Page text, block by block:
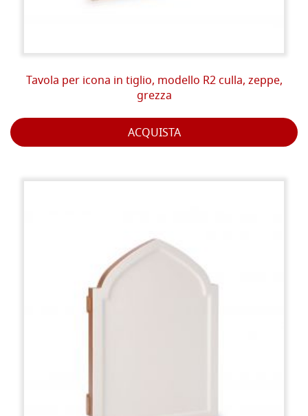
Tavola per icona in tiglio, modello R2 culla, zeppe,
grezza
ACQUISTA